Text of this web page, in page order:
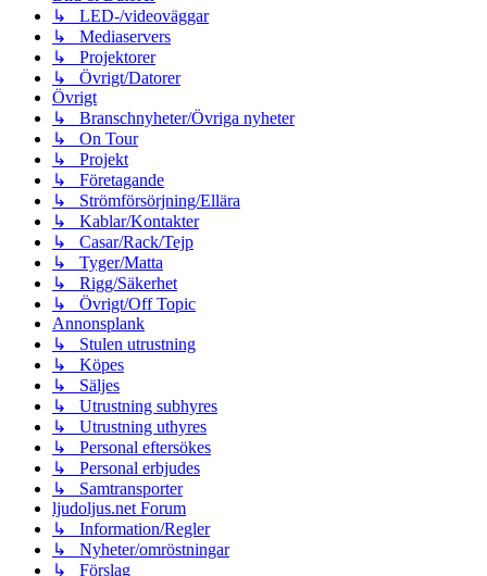
↳ LED-/videoväggar
↳ Mediaservers
↳ Projektorer
↳ Övrigt/Datorer
Övrigt
↳ Branschnyheter/Övriga nyheter
↳ On Tour
↳ Projekt
↳ Företagande
↳ Strömförsörjning/Ellära
↳ Kablar/Kontakter
↳ Casar/Rack/Tejp
↳ Tyger/Matta
↳ Rigg/Säkerhet
↳ Övrigt/Off Topic
Annonsplank
↳ Stulen utrustning
↳ Köpes
↳ Säljes
↳ Utrustning subhyres
↳ Utrustning uthyres
↳ Personal eftersökes
↳ Personal erbjudes
↳ Samtransporter
ljudoljus.net Forum
↳ Information/Regler
↳ Nyheter/omröstningar
↳ Förslag